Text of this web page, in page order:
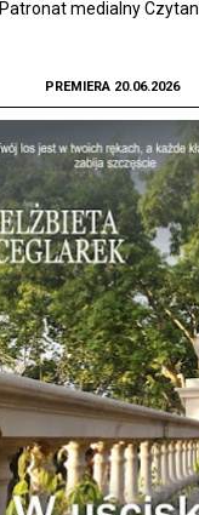
Patronat medialny
PREMIERA 20.06.2026